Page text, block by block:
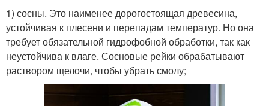
1) сосны. Это наименее дорогостоящая древесина,
устойчивая к плесени и перепадам температур. Но она
требует обязательной гидрофобной обработки, так как
неустойчива к влаге. Сосновые рейки обрабатывают
раствором щелочи, чтобы убрать смолу;